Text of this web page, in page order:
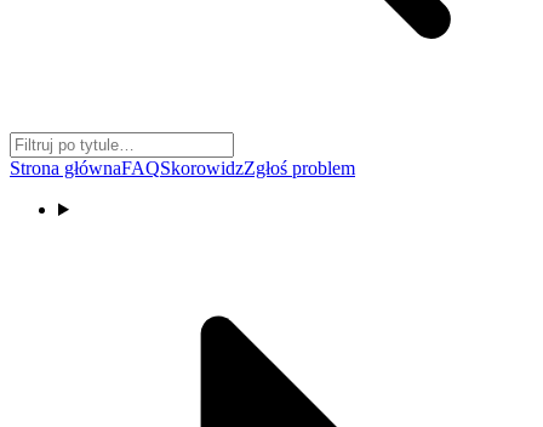
Strona głównaFAQSkorowidzZgłoś problem